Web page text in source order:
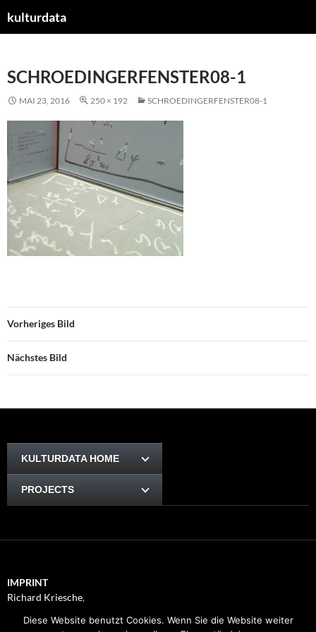
kulturdata
SCHROEDINGERFENSTER08-1
MAI 23, 2016 250 × 192 SCHROEDINGERFENSTER08-1
Vorheriges Bild
Nächstes Bild
KULTURDATA HOME
PROJECTS
IMPRINT
Richard Kriesche,
GrazDiese Website benutzt Cookies. Wenn Sie die Website weiter